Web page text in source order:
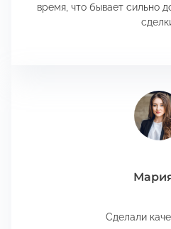
время, что бывает сильно
Сделали